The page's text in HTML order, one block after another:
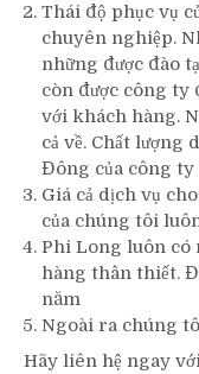
Thái độ phục vụ
chuyên nghiệp.
những được đào
còn được công ty
với khách hàng.
cả về. Chất lượng
Đông của công
Giá cả dịch vụ
của chúng tôi
Phi Long luôn có
hàng thân thiết.
năm
Ngoài ra chúng
Hãy liên hệ ngay